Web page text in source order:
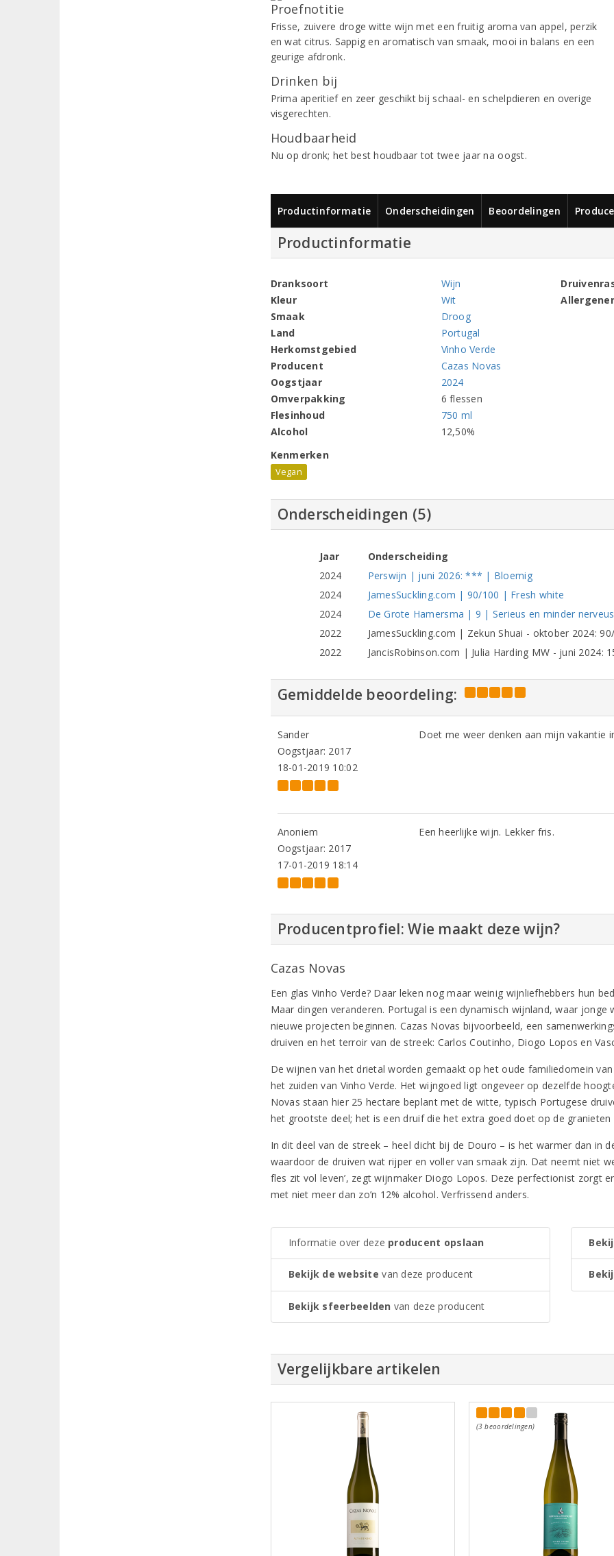
Proefnotitie
Frisse, zuivere droge witte wijn met een fruitig aroma van appel, perzik
en wat citrus. Sappig en aromatisch van smaak, mooi in balans en een
geurige afdronk.
Drinken bij
Prima aperitief en zeer geschikt bij schaal- en schelpdieren en overige
visgerechten.
Houdbaarheid
Nu op dronk; het best houdbaar tot twee jaar na oogst.
Productinformatie Onderscheidingen Beoordelingen
Productinformatie
Dranksoort
Wijn
Kleur
Wit
Smaak
Droog
Land
Portugal
Herkomstgebied
Vinho Verde
Producent
Cazas Novas
Oogstjaar
2024
Omverpakking
6 flessen
Flesinhoud
750 ml
Alcohol
12,50%
Kenmerken
Vegan
Onderscheidingen (5)
Jaar
Onderscheiding
2024
Perswijn | juni 2026: *** | Bloemig
2024
JamesSuckling.com | 90/100 | Fresh white
2024
De Grote Hamersma | 9 | Serieus en minder nerveus
2022
JamesSuckling.com | Zekun Shuai - oktober 2024:
2022
JancisRobinson.com | Julia Harding MW - juni 2024:
Gemiddelde beoordeling:
Sander
Oogstjaar: 2017
18-01-2019 10:02
Doet me weer denken aan mijn vakantie
Anoniem
Oogstjaar: 2017
17-01-2019 18:14
Een heerlijke wijn. Lekker fris.
Producentprofiel: Wie maakt deze wijn?
Cazas Novas
Een glas Vinho Verde? Daar leken nog maar weinig wijnliefhebbers hun
Maar dingen veranderen. Portugal is een dynamisch wijnland, waar jonge
nieuwe projecten beginnen. Cazas Novas bijvoorbeeld, een
druiven en het terroir van de streek: Carlos Coutinho, Diogo Lopos en
De wijnen van het drietal worden gemaakt op het oude familiedomein
het zuiden van Vinho Verde. Het wijngoed ligt ongeveer op dezelfde
Novas staan hier 25 hectare beplant met de witte, typisch Portugese
het grootste deel; het is een druif die het extra goed doet op de
In dit deel van de streek – heel dicht bij de Douro – is het warmer dan in
waardoor de druiven wat rijper en voller van smaak zijn. Dat neemt niet
fles zit vol leven’, zegt wijnmaker Diogo Lopos. Deze perfectionist zorgt
met niet meer dan zo’n 12% alcohol. Verfrissend anders.
Informatie over deze producent opslaan
Bekijk de website van deze producent
Bekijk sfeerbeelden van deze producent
Vergelijkbare artikelen
(3 beoordelingen)